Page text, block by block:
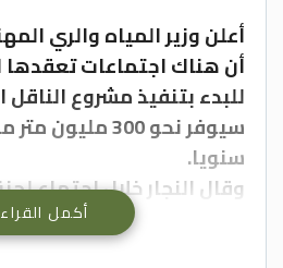
أعلن وزير المياه والري
أن هناك اجتماعات تعقدها
للبدء بتنفيذ مشروع
سيوفر نحو 300
سنويا.
وقال النجار خلال اجتماع
النيابية اليوم الأحد برئاسة
العلاقمة، إن جزءا من
أكمل